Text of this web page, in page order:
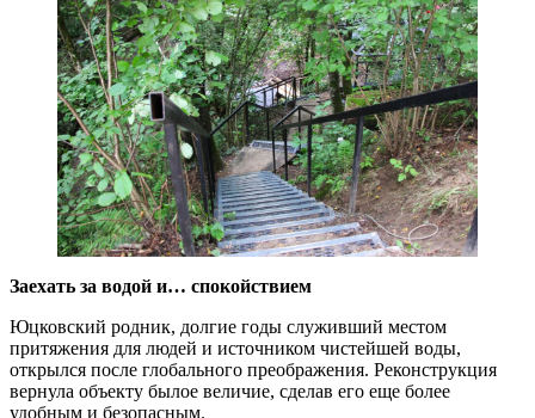
Заехать за водой и… спокойствием
Юцковский родник, долгие годы служивший местом
притяжения для людей и источником чистейшей воды,
открылся после глобального преображения. Реконструкция
вернула объекту былое величие, сделав его еще более
удобным и безопасным.